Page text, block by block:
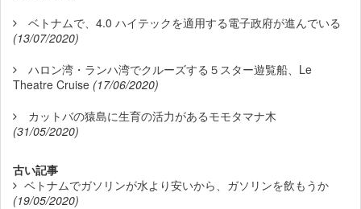
ベトナムで、4.0 ハイテックを適用する電子政府が進んでいる
(13/07/2020)
ハロン湾・ランハ湾でクルーズする５スター遊覧船、Le
Theatre Cruise (17/06/2020)
カットバの猿島に生育の活力があるモモタマナ木
(31/05/2020)
古い記事
ベトナムでガソリンが水より安いから、ガソリンを飲もうか
(19/05/2020)